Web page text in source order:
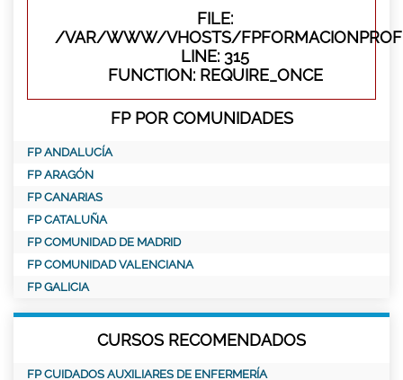
FILE:
/VAR/WWW/VHOSTS/
LINE: 315
FUNCTION: REQUIRE_ONCE
FP POR COMUNIDADES
FP ANDALUCÍA
FP ARAGÓN
FP CANARIAS
FP CATALUÑA
FP COMUNIDAD DE MADRID
FP COMUNIDAD VALENCIANA
FP GALICIA
CURSOS RECOMENDADOS
FP CUIDADOS AUXILIARES DE ENFERMERÍA